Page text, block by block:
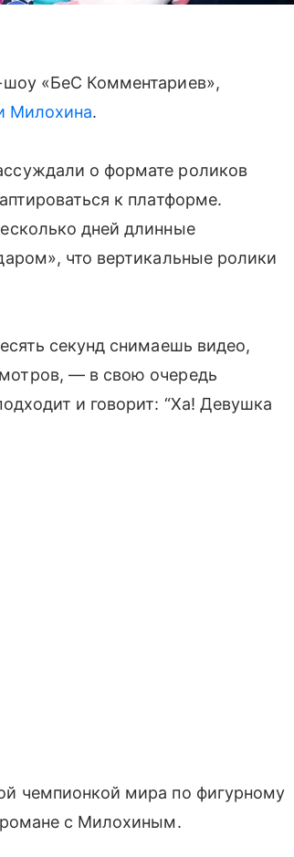
шоу «БеС Комментариев»,
Милохина.
о формате роликов
к платформе.
дней длинные
что вертикальные ролики
секунд снимаешь видео,
— в свою очередь
и говорит: “Ха! Девушка
чемпионкой мира по фигурному
романе с Милохиным.